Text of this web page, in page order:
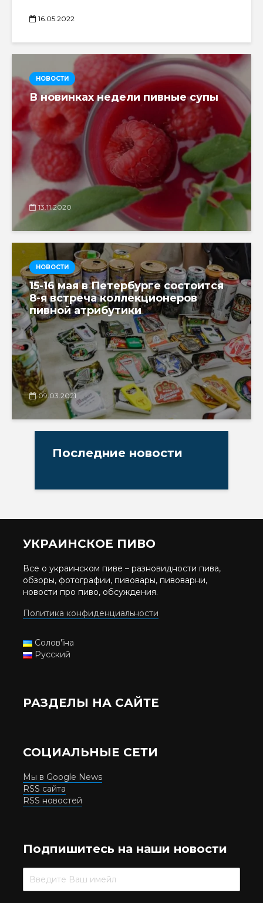
16.05.2022
НОВОСТИ
В новинках недели пивные супы
13.11.2020
НОВОСТИ
15-16 мая в Петербурге состоится
8-я встреча коллекционеров
пивной атрибутики
09.03.2021
Последние новости
УКРАИНСКОЕ ПИВО
Все о украинском пиве – разновидности пива,
обзоры, фотографии, пивовары, пивоварни,
новости про пиво, обсуждения.
Политика конфиденциальности
Солов'їна
Русский
РАЗДЕЛЫ НА САЙТЕ
СОЦИАЛЬНЫЕ СЕТИ
Мы в Google News
RSS сайта
RSS новостей
Подпишитесь на наши новости